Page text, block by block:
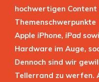
hochwertigen
Themenschwerpunkte
Apple iPhone, iPad
Hardware im Auge,
Dennoch sind wir
Tellerrand zu werfen.